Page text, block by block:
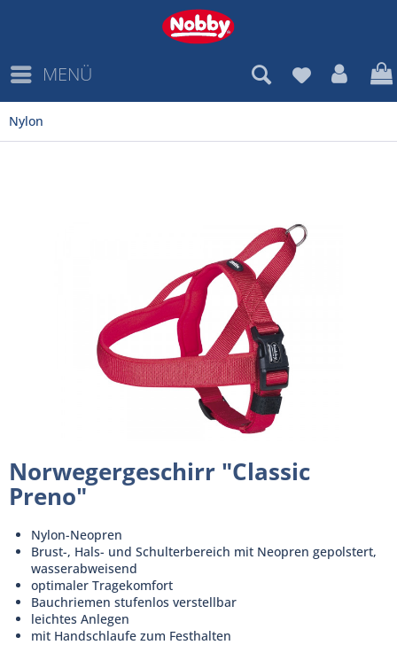
MENÜ
Nylon
Norwegergeschirr "Classic
Preno"
Nylon-Neopren
Brust-, Hals- und Schulterbereich mit Neopren gepolstert,
wasserabweisend
optimaler Tragekomfort
Bauchriemen stufenlos verstellbar
leichtes Anlegen
mit Handschlaufe zum Festhalten